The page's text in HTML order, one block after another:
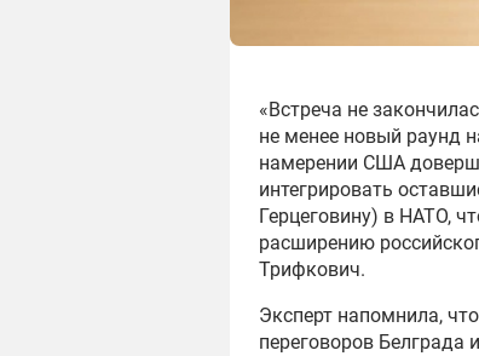
«Встреча не
не менее новый раунд
намерении США
интегрировать
Герцеговину) в НАТО,
расширению
Трифкович.
Эксперт напомнила,
переговоров